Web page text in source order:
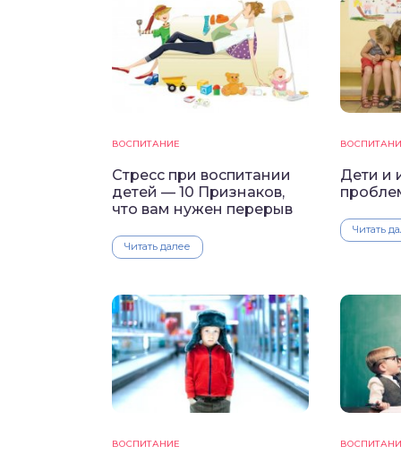
ВОСПИТАНИЕ
Стресс при воспитании
детей — 10 Признаков,
что вам нужен перерыв
Читать далее
Дети и
Читать
ВОСПИТАНИЕ